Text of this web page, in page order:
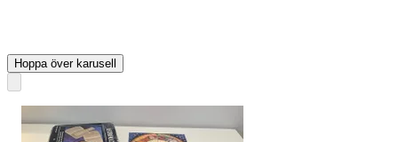
Hoppa över karusell